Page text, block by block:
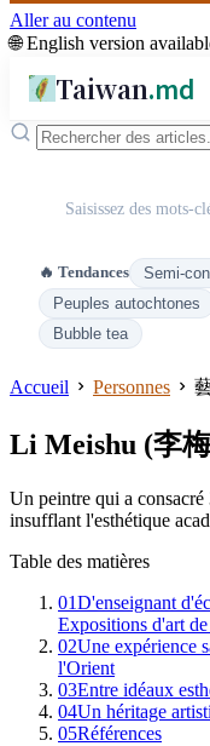
Aller au contenu
🌐 English version
Taiwan.md
Saisissez des mots-
🔥 Tendances Semi-
Peuples autochtones
Bubble tea
Accueil Personnes
Li Meishu (李
Un peintre qui a
insufflant l'esthétique
Table des matières
01D'enseignant
Expositions d'art
02Une expérience
l'Orient
03Entre idéaux
04Un héritage
05Références